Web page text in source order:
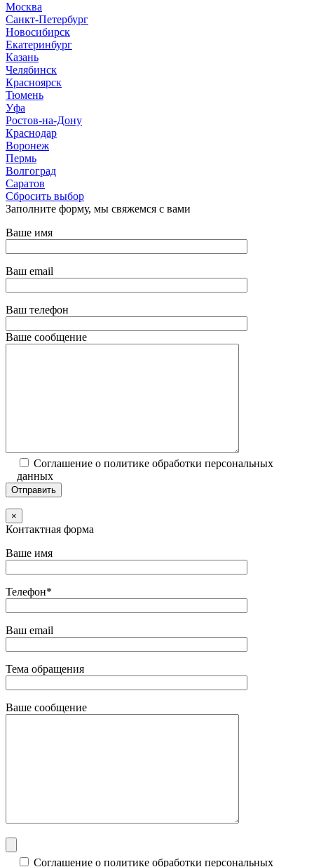
Москва
Санкт-Петербург
Новосибирск
Екатеринбург
Казань
Челябинск
Красноярск
Тюмень
Уфа
Ростов-на-Дону
Краснодар
Воронеж
Пермь
Волгоград
Саратов
Сбросить выбор
Заполните форму, мы свяжемся с вами
Ваше имя
Ваш email
Ваш телефон
Ваше сообщение
Соглашение о политике обработки персональных
данных
×
Контактная форма
Ваше имя
Телефон*
Ваш email
Тема обращения
Ваше сообщение
Соглашение о политике обработки персональных